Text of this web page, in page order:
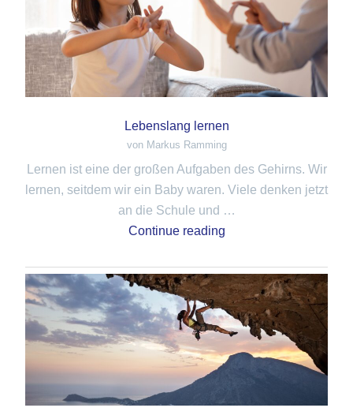
Lebenslang lernen
von Markus Ramming
Lernen ist eine der großen Aufgaben des Gehirns. Wir
lernen, seitdem wir ein Baby waren. Viele denken jetzt
an die Schule und …
Continue reading